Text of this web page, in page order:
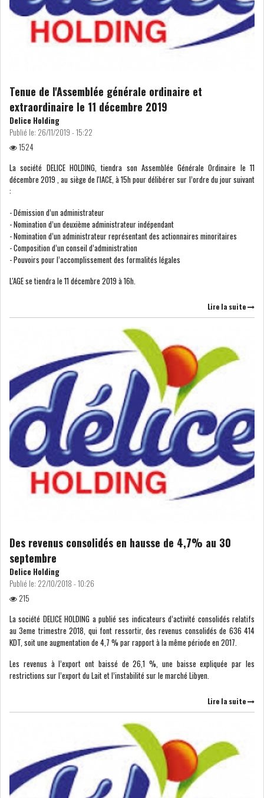
GRAPHIQUE TUNINDEX
GRAPHIQUE DU TUNINDEX
RSS ZOOMS
ASSURANCES PHARMACEUTIQUE
TOURSIME
DISTRIBUTION
COMPOSANTS
AUTOMOBILES
CHIMIE
DISTRIBUTION
AUTOMOBILE
FINANCIER IMMOBILIER
HOLDING INDUSTRIEL
ANIMERA UNE C...
SIAME : LES TENSIONS
GÉOPOLITIQUES ET LE...
Tenue de l'Assemblée générale ordinaire et
extraordinaire le 11 décembre 2019
Delice Holding
Publié le: 26/11/2019 - 15:22
1524
La société DELICE HOLDING, tiendra son Assemblée Générale Ordinaire le 11
décembre 2019 , au siège de l'IACE, à 15h pour délibérer sur l’ordre du jour suivant
:
- Démission d’un administrateur
- Nomination d’un deuxième administrateur indépendant
- Nomination d’un administrateur représentant des actionnaires minoritaires
- Composition d’un conseil d’administration
- Pouvoirs pour l’accomplissement des formalités légales
L'AGE se tiendra le 11 décembre 2019 à 16h.
Lire la suite
Des revenus consolidés en hausse de 4,7% au 30
septembre
Delice Holding
Publié le: 22/10/2018 - 10:26
215
La société DELICE HOLDING a publié ses indicateurs d’activité consolidés relatifs
au 3eme trimestre 2018, qui font ressortir, des revenus consolidés de 636 414
KDT, soit une augmentation de 4,7 % parrapport à la même période en 2017.
Les revenus à l’export ont baissé de 26,1 %, une baisse expliquée par les
restrictions sur l’export du Lait et l’instabilité sur le marché Libyen.
Lire la suite